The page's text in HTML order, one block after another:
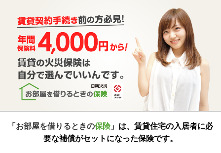
「 お部屋を借りるときの保険」は、賃貸住宅の入居者に必
要な補償がセットになった保険です。